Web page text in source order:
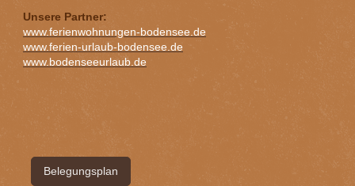
Unsere Partner:
www.ferienwohnungen-bodensee.de
www.ferien-urlaub-bodensee.de
www.bodenseeurlaub.de
Belegungsplan